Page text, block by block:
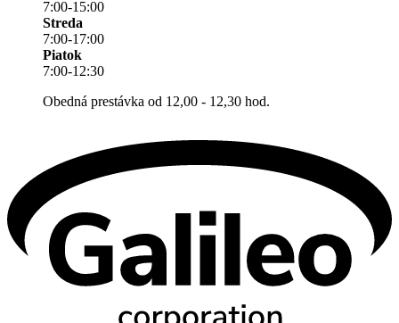
7:00-15:00
Streda
7:00-17:00
Piatok
7:00-12:30
Obedná prestávka od 12,00 - 12,30 hod.